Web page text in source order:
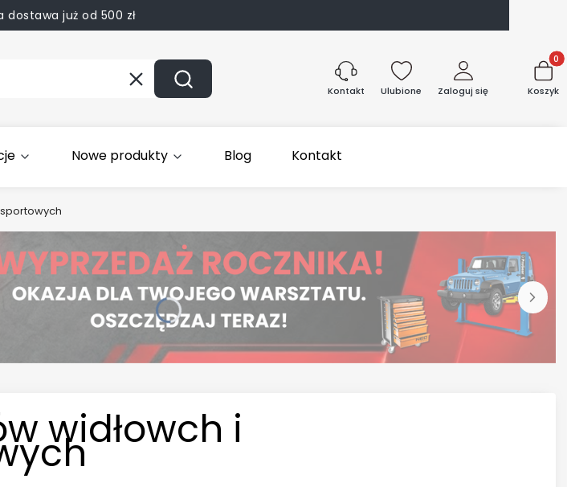
dostawa już od 500 zł
WyczyśćSzukaj Kontakt Ulubione Zaloguj się Koszyk
Nowe produkty Blog Kontakt
widłowch i